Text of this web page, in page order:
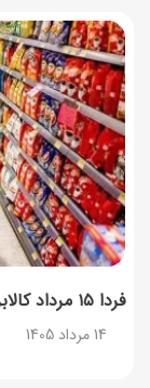
فردا ۱۵ مرداد کالابرگ این افراد واریز می‌شود
14 مرداد 1405